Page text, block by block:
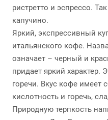
ристретто и эспрессо.
капучино.
Яркий, экспрессивный
итальянского кофе.
означает – черный и
придает яркий характер.
горечи. Вкус кофе имеет
кислотность и горечь,
Природную терпкость